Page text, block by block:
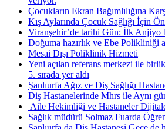
Çocukların Ekran Bağımlılığına
Kış Aylarında Çocuk Sağlığı İçin
Viranşehir’de tarihi Gün: İlk Anjiyo
Doğuma hazırlık ve Ebe Polikliniği
Mesai Dışı Poliklinik Hizmeti
Yeni açılan referans merkezi ile
5. sırada yer aldı
Şanlıurfa Ağız ve Diş Sağlığı
Diş Hastanelerinde Mhrs ile Aynı
Aile Hekimliği ve Hastaneler
Sağlık müdürü Solmaz Fuarda